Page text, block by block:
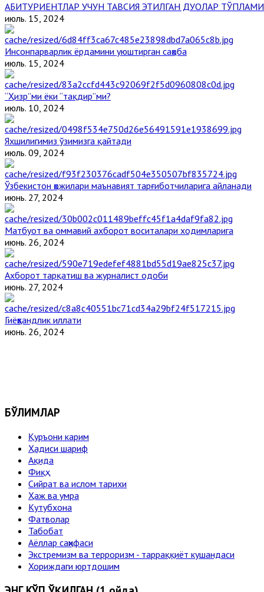
АБИТУРИЕНТЛАР УЧУН ТАВСИЯ ЭТИЛГАН ДУОЛАР ТЎПЛАМИ
июль. 15, 2024
Инсонпарварлик ёрдамини уюштирган саҳоба
июль. 15, 2024
“Ҳизр”ми ёки “тақдир”ми?
июль. 10, 2024
Яхшилигимиз ўзимизга қайтади
июль. 09, 2024
Ўзбекистон ҳожилари маънавият тарғиботчиларига айланади
июнь. 27, 2024
Матбуот ва оммавий ахборот воситалари ходимларига
июнь. 26, 2024
Ахборот тарқатиш ва журналист одоби
июнь. 27, 2024
Гиёҳвандлик иллати
июнь. 26, 2024
БЎЛИМЛАР
Қуръони карим
Ҳадиси шариф
Ақида
Фиқҳ
Сийрат ва ислом тарихи
Ҳаж ва умра
Кутубхона
Фатволар
Табобат
Аёллар саҳифаси
Экстремизм ва терроризм - тарраққиёт кушандаси
Хориждаги юртдошим